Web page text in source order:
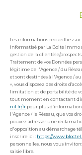
Les informations recueillies
informatisé par La Boite
gestion de la clientèle/
Traitement de vos Données
légitime de l'Agence / du
et sont destinées à l'Agence /
», vous disposez des droits
limitation et de portabilité de
tout moment en contactant
nil.fr/fr pour plus
l'Agence / le Réseau, que vos
pouvez adresser une
d'opposition au démarchage
inscrire ici : https://
personnelles, nous vous
saisie libre.